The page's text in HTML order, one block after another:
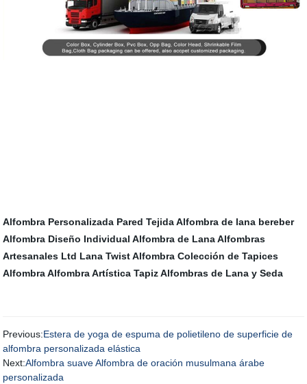
Alfombra Personalizada Pared Tejida Alfombra de lana bereber
Alfombra Diseño Individual Alfombra de Lana Alfombras
Artesanales Ltd Lana Twist Alfombra Colección de Tapices
Alfombra Alfombra Artística Tapiz Alfombras de Lana y Seda
Previous:Estera de yoga de espuma de polietileno de superficie de
alfombra personalizada elástica
Next:Alfombra suave Alfombra de oración musulmana árabe
personalizada